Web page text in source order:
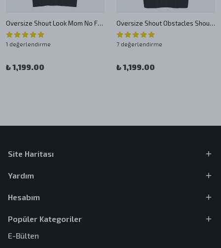
Oversize Shout Look Mom No Friends Unisex T-Shirt
1 değerlendirme
₺ 1,199.00
Oversize Shout Obstacles Should Crash Unisex T-Shirt
7 değerlendirme
₺ 1,199.00
Site Haritası
Yardım
Hesabım
Popüler Kategoriler
E-Bülten